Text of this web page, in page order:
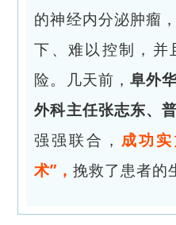
的神经内分泌肿瘤
下、难以控制，并
险。几天前， 阜外
外科主任张志东、
强强联合， 成功
术”，挽救了患者的